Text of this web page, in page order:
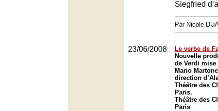
Siegfried
Par Nicole
23/06/2008
Le verbe de
Nouvelle
de Verdi mise
Mario
direction
Théâtre des
Paris.
Théâtre des
Paris